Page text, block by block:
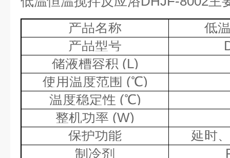
产品名称
低
产品型号
储液槽容积 (L)
使用温度范围 (℃)
温度稳定性 (℃)
整机功率 (W)
保护功能
延时
制冷剂